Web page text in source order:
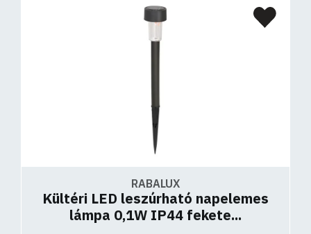
RABALUX
Kültéri LED leszúrható napelemes
lámpa 0,1W IP44 fekete...